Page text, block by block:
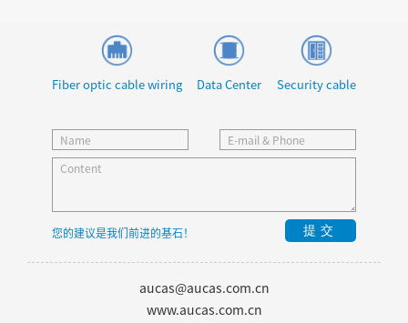
Fiber optic cable wiring Data Center Security cable
您的建议是我们前进的基石！ 提交
aucas@aucas.com.cn
www.aucas.com.cn